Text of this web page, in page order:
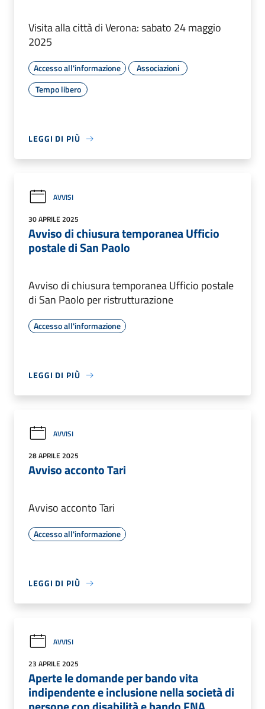
Visita alla città di Verona: sabato 24 maggio
2025
Accesso all'informazione
Associazioni
Tempo libero
LEGGI DI PIÙ
AVVISI
30 APRILE 2025
Avviso di chiusura temporanea Ufficio
postale di San Paolo
Avviso di chiusura temporanea Ufficio postale
di San Paolo per ristrutturazione
Accesso all'informazione
LEGGI DI PIÙ
AVVISI
28 APRILE 2025
Avviso acconto Tari
Avviso acconto Tari
Accesso all'informazione
LEGGI DI PIÙ
AVVISI
23 APRILE 2025
Aperte le domande per bando vita
indipendente e inclusione nella società di